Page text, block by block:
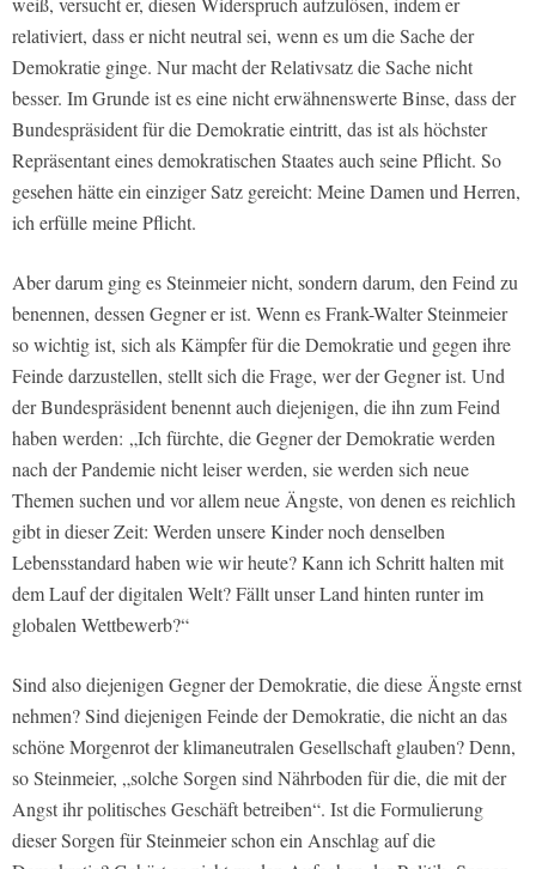
relativiert, dass er nicht neutral sei, wenn es um die Sache der
Demokratie ginge. Nur macht der Relativsatz die Sache nicht
besser. Im Grunde ist es eine nicht erwähnenswerte Binse, dass der
Bundespräsident für die Demokratie eintritt, das ist als höchster
Repräsentant eines demokratischen Staates auch seine Pflicht. So
gesehen hätte ein einziger Satz gereicht: Meine Damen und Herren,
ich erfülle meine Pflicht.
Aber darum ging es Steinmeier nicht, sondern darum, den Feind zu
benennen, dessen Gegner er ist. Wenn es Frank-Walter Steinmeier
so wichtig ist, sich als Kämpfer für die Demokratie und gegen ihre
Feinde darzustellen, stellt sich die Frage, wer der Gegner ist. Und
der Bundespräsident benennt auch diejenigen, die ihn zum Feind
haben werden: „Ich fürchte, die Gegner der Demokratie werden
nach der Pandemie nicht leiser werden, sie werden sich neue
Themen suchen und vor allem neue Ängste, von denen es reichlich
gibt in dieser Zeit: Werden unsere Kinder noch denselben
Lebensstandard haben wie wir heute? Kann ich Schritt halten mit
dem Lauf der digitalen Welt? Fällt unser Land hinten runter im
globalen Wettbewerb?“
Sind also diejenigen Gegner der Demokratie, die diese Ängste ernst
nehmen? Sind diejenigen Feinde der Demokratie, die nicht an das
schöne Morgenrot der klimaneutralen Gesellschaft glauben? Denn,
so Steinmeier, „solche Sorgen sind Nährboden für die, die mit der
Angst ihr politisches Geschäft betreiben“. Ist die Formulierung
dieser Sorgen für Steinmeier schon ein Anschlag auf die